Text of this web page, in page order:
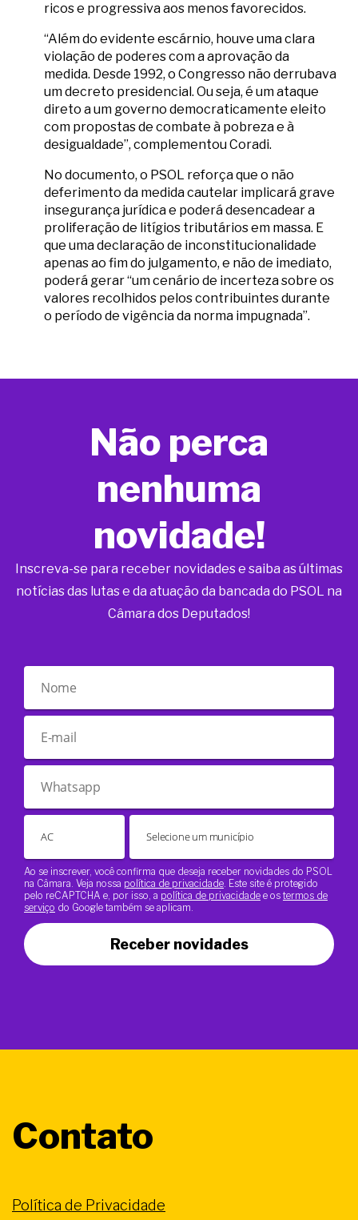
ricos e progressiva aos menos favorecidos.
“Além do evidente escárnio, houve uma clara
violação de poderes com a aprovação da
medida. Desde 1992, o Congresso não derrubava
um decreto presidencial. Ou seja, é um ataque
direto a um governo democraticamente eleito
com propostas de combate à pobreza e à
desigualdade”, complementou Coradi.
No documento, o PSOL reforça que o não
deferimento da medida cautelar implicará grave
insegurança jurídica e poderá desencadear a
proliferação de litígios tributários em massa. E
que uma declaração de inconstitucionalidade
apenas ao fim do julgamento, e não de imediato,
poderá gerar “um cenário de incerteza sobre os
valores recolhidos pelos contribuintes durante
o período de vigência da norma impugnada”.
Não perca
nenhuma
novidade!
Inscreva-se para receber novidades e saiba as últimas
notícias das lutas e da atuação da bancada do PSOL na
Câmara dos Deputados!
Ao se inscrever, você confirma que deseja receber novidades do PSOL
na Câmara. Veja nossa política de privacidade . Este site é protegido
pelo reCAPTCHA e, por isso, a política de privacidade e os termos de
serviço do Google também se aplicam.
Receber novidades
Contato
Política de Privacidade